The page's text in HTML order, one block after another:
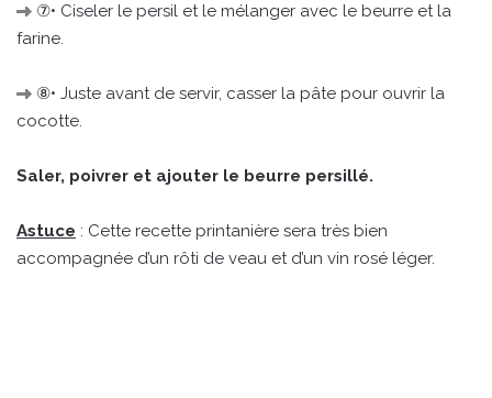
⑦• Ciseler le persil et le mélanger avec le beurre et la
farine.
⑧• Juste avant de servir, casser la pâte pour ouvrir la
cocotte.
Saler, poivrer et ajouter le beurre persillé.
Astuce : Cette recette printanière sera très bien
accompagnée d’un rôti de veau et d’un vin rosé léger.